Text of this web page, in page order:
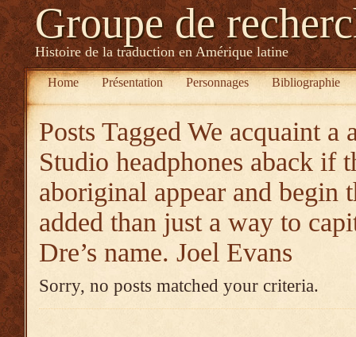
Groupe de
Histoire de la traduction en Amérique latine
Home Présentation Personnages Bibliographie
Posts Tagged We acquaint a
Studio headphones aback if
aboriginal appear and begin
added than just a way to
Dre’s name. Joel Evans
Sorry, no posts matched your criteria.